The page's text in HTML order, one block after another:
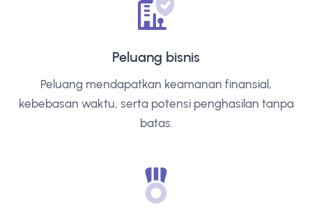
Peluang bisnis
Peluang mendapatkan keamanan finansial,
kebebasan waktu, serta potensi penghasilan tanpa
batas.